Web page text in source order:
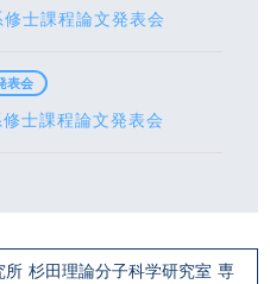
士課程論文発表会
士課程論文発表会
表会
杉田理論分子科学研究室 専